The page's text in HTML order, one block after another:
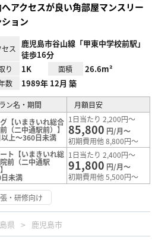
アクセスが良い角部屋マンスリー
ョン
セス
鹿児島市谷山線「甲東中学校前駅」
徒歩16分
り 1K 面積 26.6m²
数 1989年 12月 築
ン名・期間
月額目安
【いまきいれ総合
（二中通駅前）】
上～360日未満
1日当たり 2,200円～
85,800 円/月～
初期費用他 8,800円～
ト【いまきいれ総
前（二中通駅
未満
1日当たり 2,400円～
91,800 円/月～
初期費用他 5,500円～
・研修向け
県 鹿児島市